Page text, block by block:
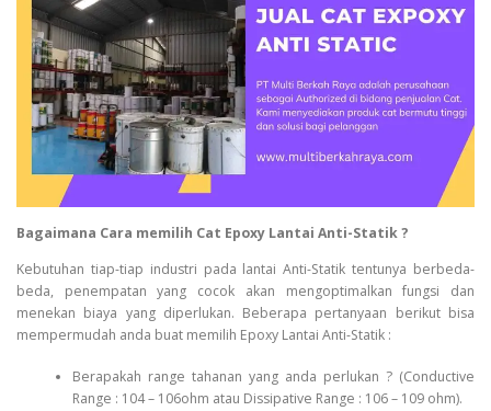
Bagaimana Cara memilih Cat Epoxy Lantai Anti-Statik ?
Kebutuhan tiap-tiap industri pada lantai Anti-Statik tentunya berbeda-
beda, penempatan yang cocok akan mengoptimalkan fungsi dan
menekan biaya yang diperlukan. Beberapa pertanyaan berikut bisa
mempermudah anda buat memilih Epoxy Lantai Anti-Statik :
Berapakah range tahanan yang anda perlukan ? (Conductive
Range : 104 – 106ohm atau Dissipative Range : 106 – 109 ohm).